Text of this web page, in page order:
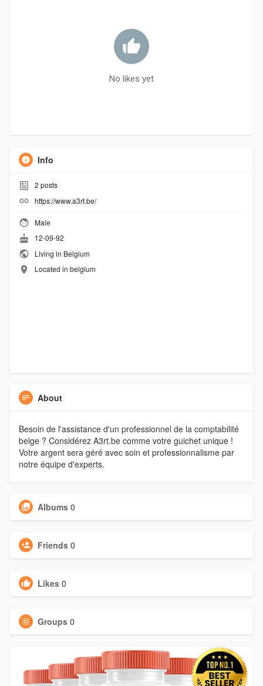
No likes yet
Info
2 posts
https://www.a3rt.be/
Male
12-09-92
Living in Belgium
Located in belgium
About
Besoin de l'assistance d'un professionnel de la comptabilité
belge ? Considérez A3rt.be comme votre guichet unique !
Votre argent sera géré avec soin et professionnalisme par
notre équipe d'experts.
Albums 0
Friends 0
Likes 0
Groups 0